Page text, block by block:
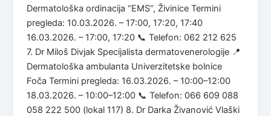
Dermatološka ordinacija “EMS”, Živinice Termini
pregleda: 10.03.2026. – 17:00, 17:20, 17:40
16.03.2026. – 17:00, 17:20 📞 Telefon: 062 212 625
7. Dr Miloš Divjak Specijalista dermatovenerologije 📍
Dermatološka ambulanta Univerzitetske bolnice
Foča Termini pregleda: 16.03.2026. – 10:00–12:00
18.03.2026. – 10:00–12:00 📞 Telefon: 066 609 088
058 222 500 (lokal 117) 8. Dr Darka Živanović Vlaški